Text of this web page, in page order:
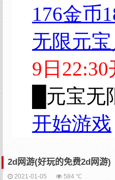
2d网游(好玩的免费2d网游)
2021-01-05 584 ℃